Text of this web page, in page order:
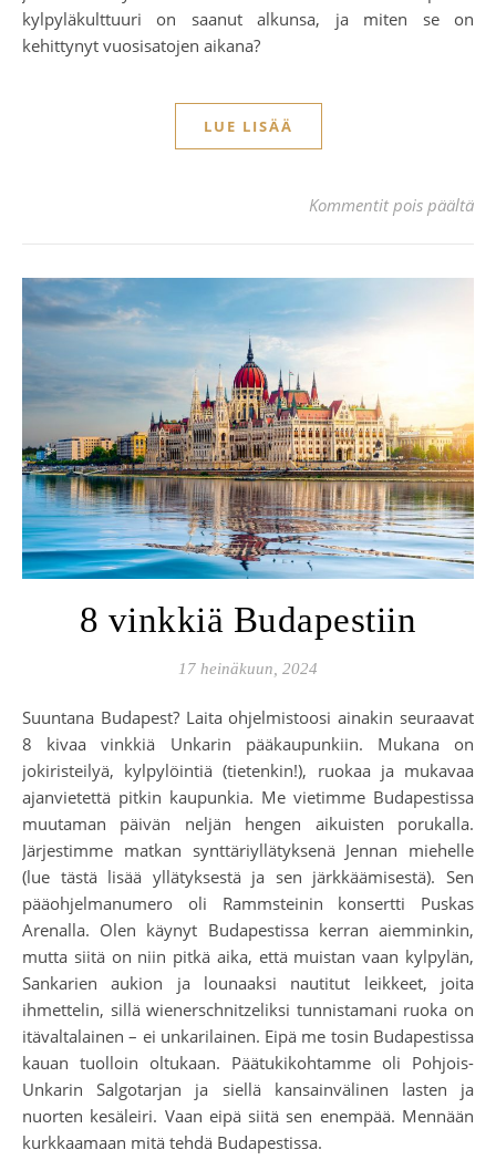
kylpyläkulttuuri on saanut alkunsa, ja miten se on
kehittynyt vuosisatojen aikana?
LUE LISÄÄ
Kommentit pois päältä
8 vinkkiä Budapestiin
17 heinäkuun, 2024
Suuntana Budapest? Laita ohjelmistoosi ainakin seuraavat
8 kivaa vinkkiä Unkarin pääkaupunkiin. Mukana on
jokiristeilyä, kylpylöintiä (tietenkin!), ruokaa ja mukavaa
ajanvietettä pitkin kaupunkia. Me vietimme Budapestissa
muutaman päivän neljän hengen aikuisten porukalla.
Järjestimme matkan synttäriyllätyksenä Jennan miehelle
(lue tästä lisää yllätyksestä ja sen järkkäämisestä). Sen
pääohjelmanumero oli Rammsteinin konsertti Puskas
Arenalla. Olen käynyt Budapestissa kerran aiemminkin,
mutta siitä on niin pitkä aika, että muistan vaan kylpylän,
Sankarien aukion ja lounaaksi nautitut leikkeet, joita
ihmettelin, sillä wienerschnitzeliksi tunnistamani ruoka on
itävaltalainen – ei unkarilainen. Eipä me tosin Budapestissa
kauan tuolloin oltukaan. Päätukikohtamme oli Pohjois-
Unkarin Salgotarjan ja siellä kansainvälinen lasten ja
nuorten kesäleiri. Vaan eipä siitä sen enempää. Mennään
kurkkaamaan mitä tehdä Budapestissa.